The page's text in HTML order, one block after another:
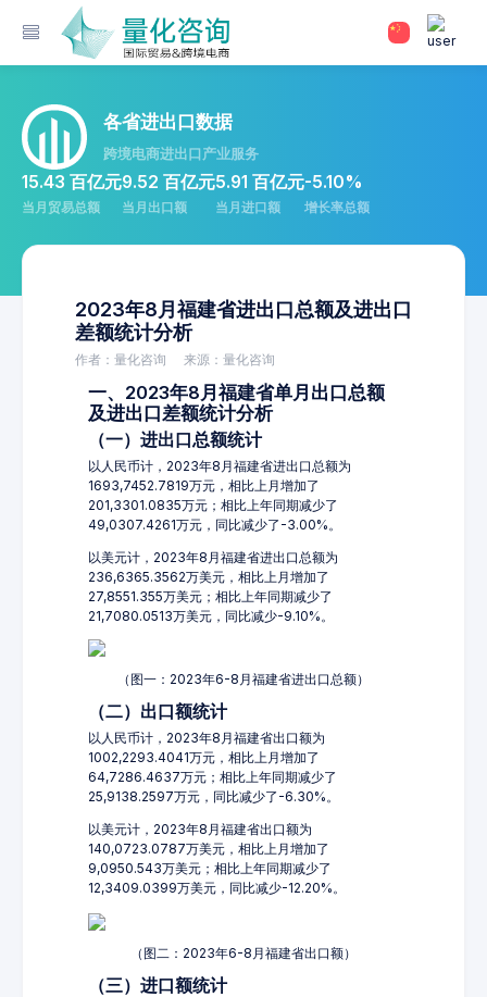
各省进出口数据
跨境电商进出口产业服务
15.43 百亿元
当月贸易总额
9.52 百亿元
当月出口额
5.91 百亿元
当月进口额
-5.10%
增长率总额
2023年8月福建省进出口总额及进出口
差额统计分析
作者：量化咨询 来源：量化咨询
一、2023年8月福建省单月出口总额
及进出口差额统计分析
（一）进出口总额统计
以人民币计，2023年8月福建省进出口总额为
1693,7452.7819万元，相比上月增加了
201,3301.0835万元；相比上年同期减少了
49,0307.4261万元，同比减少了-3.00%。
以美元计，2023年8月福建省进出口总额为
236,6365.3562万美元，相比上月增加了
27,8551.355万美元；相比上年同期减少了
21,7080.0513万美元，同比减少-9.10%。
（图一：2023年6-8月福建省进出口总额）
（二）出口额统计
以人民币计，2023年8月福建省出口额为
1002,2293.4041万元，相比上月增加了
64,7286.4637万元；相比上年同期减少了
25,9138.2597万元，同比减少了-6.30%。
以美元计，2023年8月福建省出口额为
140,0723.0787万美元，相比上月增加了
9,0950.543万美元；相比上年同期减少了
12,3409.0399万美元，同比减少-12.20%。
（图二：2023年6-8月福建省出口额）
（三）进口额统计